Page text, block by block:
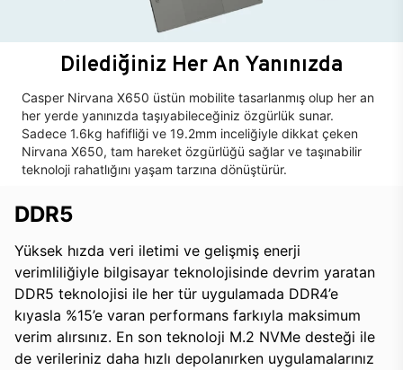
Dilediğiniz Her An Yanınızda
Casper Nirvana X650 üstün mobilite tasarlanmış olup her an
her yerde yanınızda taşıyabileceğiniz özgürlük sunar.
Sadece 1.6kg hafifliği ve 19.2mm inceliğiyle dikkat çeken
Nirvana X650, tam hareket özgürlüğü sağlar ve taşınabilir
teknoloji rahatlığını yaşam tarzına dönüştürür.
DDR5
Yüksek hızda veri iletimi ve gelişmiş enerji
verimliliğiyle bilgisayar teknolojisinde devrim yaratan
DDR5 teknolojisi ile her tür uygulamada DDR4’e
kıyasla %15’e varan performans farkıyla maksimum
verim alırsınız. En son teknoloji M.2 NVMe desteği ile
de verileriniz daha hızlı depolanırken uygulamalarınız